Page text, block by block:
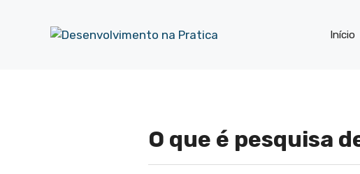
Início
O que é pesquisa